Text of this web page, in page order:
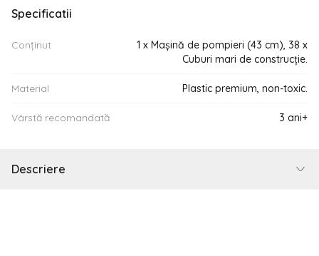
Specificatii
Conținut
1 x Mașină de pompieri (43 cm), 38 x
Cuburi mari de construcție.
Material Plastic premium, non-toxic.
Vârstă recomandată 3 ani+
Descriere